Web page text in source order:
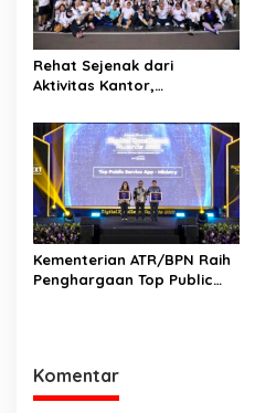
Rehat Sejenak dari
Aktivitas Kantor,
Adakan Slow Run Rutin
Sepulang Kerja
Kementerian ATR/BPN Raih
Penghargaan Top Public
Komentar